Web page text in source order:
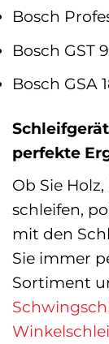
Bosch
Bosch GST
Bosch GSA
perfekte
Ob Sie
schleifen,
mit den
Sie immer
Sortiment